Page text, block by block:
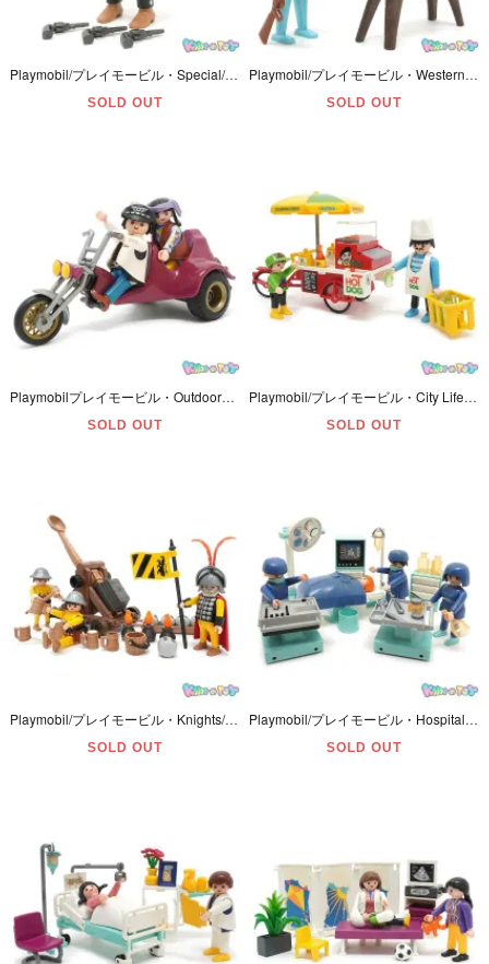
Playmobil/プレイモービル・Special/スペシャル・Western/ウエスタン 「Bandito/バンディット/無法者/片目のガンマン」 #4576
SOLD OUT
Playmobil/プレイモービル・Western/ウエスタン 「Union officer and soldier/ユニオンオフィサー・アンド・ソルジャー/騎兵隊・士官と兵士と馬」 #3582
SOLD OUT
Playmobilプレイモービル・Outdoorアウトドア「Three-Wheeled Roadster and 2 Ridersスリーウィールドロードスター＆2ライダーズ・バイク/トライク」3832
SOLD OUT
Playmobil/プレイモービル・City Life/シティーライフ 「Hot Dog Stand/ホットドックスタンド」 #3848
SOLD OUT
Playmobil/プレイモービル・Knights/ナイト 「Lion Knights with Catapult/ライオンナイツ・ウィズ・カタパルト/中世・投石機部隊」 兜羽飾り1つ欠品・#3653
SOLD OUT
Playmobil/プレイモービル・Hospital/ホスピタル 「Operating Room/オペレーティングルーム/手術室」 欠品多数＆シールダメージ有・#3981
SOLD OUT